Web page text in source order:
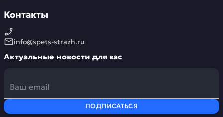
Контакты
info@spets-strazh.ru
Актуальные новости для вас
ПОДПИСАТЬСЯ